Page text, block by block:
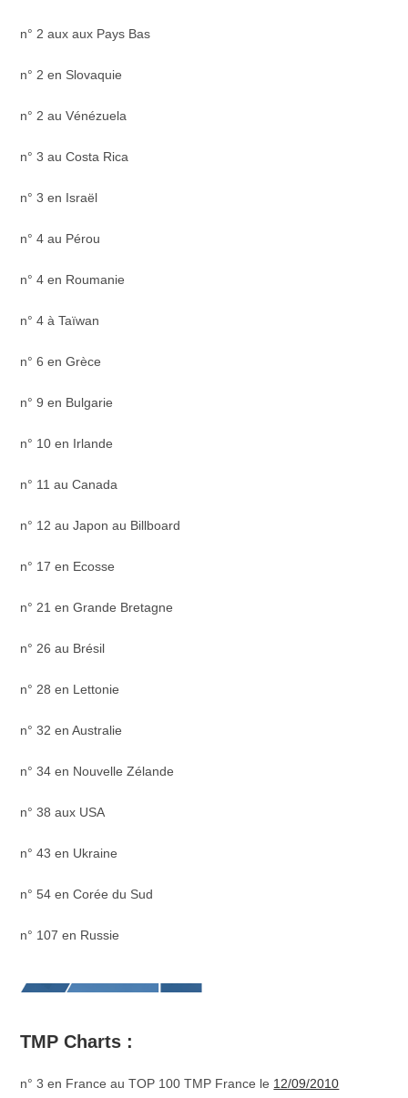
n° 2 aux aux Pays Bas
n° 2 en Slovaquie
n° 2 au Vénézuela
n° 3 au Costa Rica
n° 3 en Israël
n° 4 au Pérou
n° 4 en Roumanie
n° 4 à Taïwan
n° 6 en Grèce
n° 9 en Bulgarie
n° 10 en Irlande
n° 11 au Canada
n° 12 au Japon au Billboard
n° 17 en Ecosse
n° 21 en Grande Bretagne
n° 26 au Brésil
n° 28 en Lettonie
n° 32 en Australie
n° 34 en Nouvelle Zélande
n° 38 aux USA
n° 43 en Ukraine
n° 54 en Corée du Sud
n° 107 en Russie
TMP Charts :
n° 3 en France au TOP 100 TMP France le 12/09/2010